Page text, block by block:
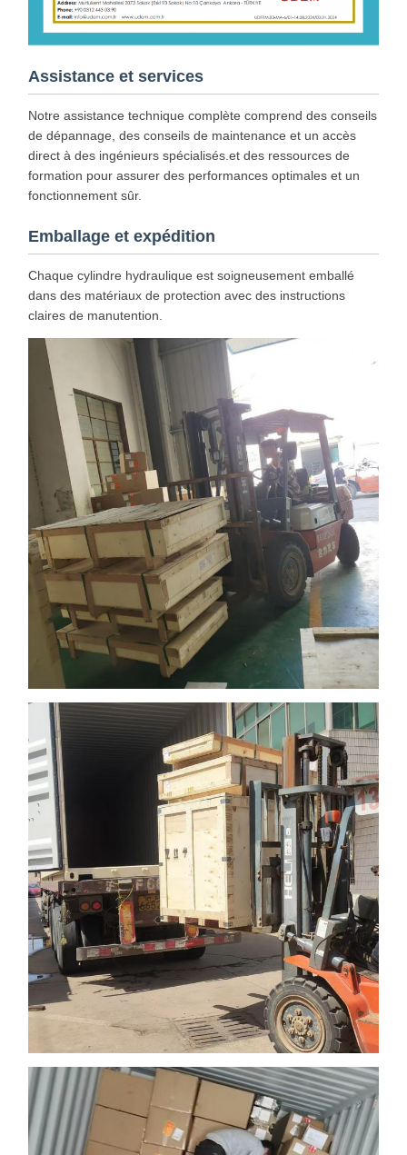
Assistance et services
Notre assistance technique complète comprend des conseils
de dépannage, des conseils de maintenance et un accès
direct à des ingénieurs spécialisés.et des ressources de
formation pour assurer des performances optimales et un
fonctionnement sûr.
Emballage et expédition
Chaque cylindre hydraulique est soigneusement emballé
dans des matériaux de protection avec des instructions
claires de manutention.